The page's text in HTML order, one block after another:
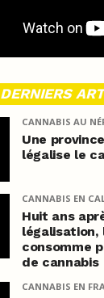
DERNIERS
CANNABIS AU
Une
légalise le
CANNABIS EN
Huit ans
légalisation,
consomme
de cannabis
CANNABIS EN